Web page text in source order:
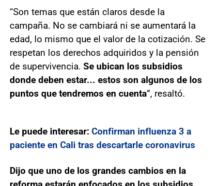
“Son temas que están claros desde la
campaña. No se cambiará ni se aumentará la
edad, lo mismo que el valor de la cotización. Se
respetan los derechos adquiridos y la pensión
de supervivencia. Se ubican los subsidios
donde deben estar... estos son algunos de los
puntos que tendremos en cuenta”, resaltó.
Le puede interesar: Confirman influenza 3 a
paciente en Cali tras descartarle coronavirus
Dijo que uno de los grandes cambios en la